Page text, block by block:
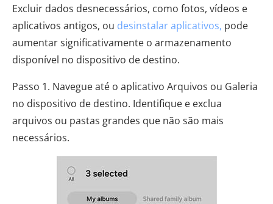
Excluir dados desnecessários, como fotos, vídeos e
aplicativos antigos, ou desinstalar aplicativos, pode
aumentar significativamente o armazenamento
disponível no dispositivo de destino.
Passo 1. Navegue até o aplicativo Arquivos ou Galeria
no dispositivo de destino. Identifique e exclua
arquivos ou pastas grandes que não são mais
necessários.